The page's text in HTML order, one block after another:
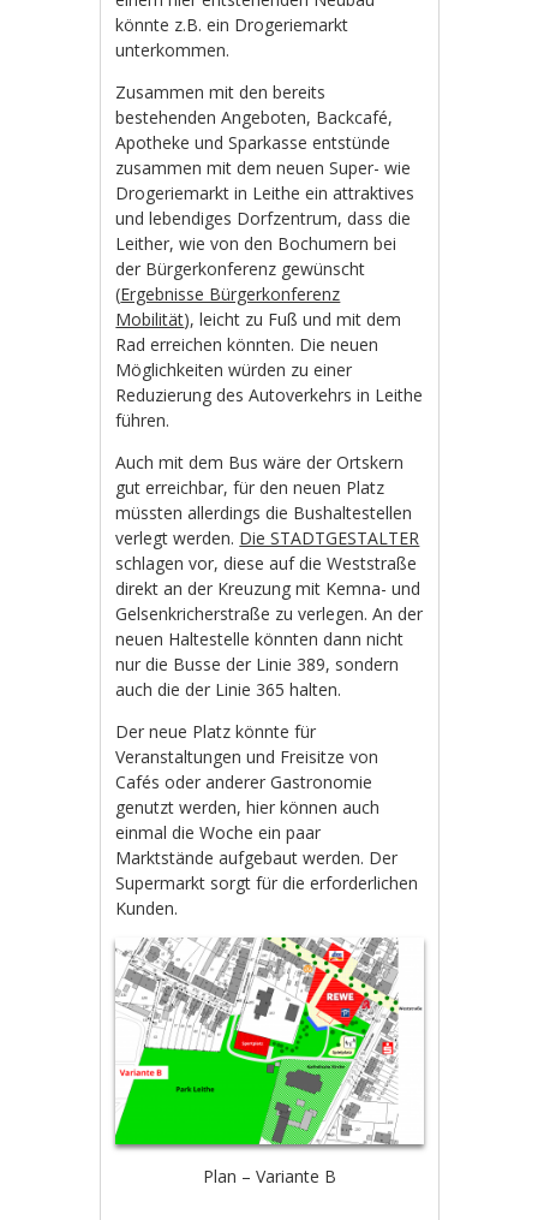
könnte z.B. ein Drogeriemarkt
unterkommen.
Zusammen mit den bereits
bestehenden Angeboten, Backcafé,
Apotheke und Sparkasse entstünde
zusammen mit dem neuen Super- wie
Drogeriemarkt in Leithe ein attraktives
und lebendiges Dorfzentrum, dass die
Leither, wie von den Bochumern bei
der Bürgerkonferenz gewünscht
(Ergebnisse Bürgerkonferenz
Mobilität), leicht zu Fuß und mit dem
Rad erreichen könnten. Die neuen
Möglichkeiten würden zu einer
Reduzierung des Autoverkehrs in Leithe
führen.
Auch mit dem Bus wäre der Ortskern
gut erreichbar, für den neuen Platz
müssten allerdings die Bushaltestellen
verlegt werden. Die STADTGESTALTER
schlagen vor, diese auf die Weststraße
direkt an der Kreuzung mit Kemna- und
Gelsenkricherstraße zu verlegen. An der
neuen Haltestelle könnten dann nicht
nur die Busse der Linie 389, sondern
auch die der Linie 365 halten.
Der neue Platz könnte für
Veranstaltungen und Freisitze von
Cafés oder anderer Gastronomie
genutzt werden, hier können auch
einmal die Woche ein paar
Marktstände aufgebaut werden. Der
Supermarkt sorgt für die erforderlichen
Kunden.
Plan – Variante B